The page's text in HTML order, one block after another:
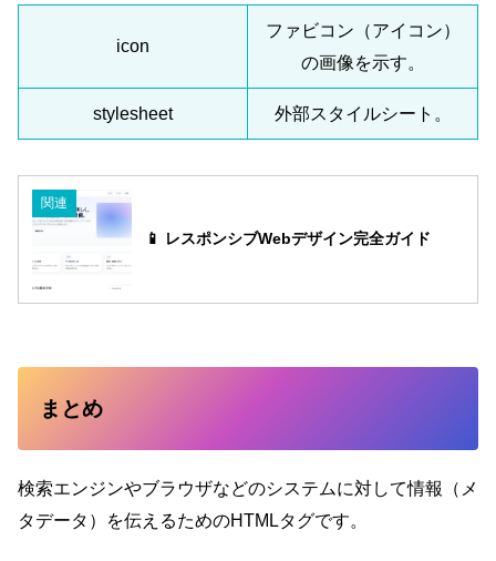
icon
ファビコン（アイコン）
の画像を示す。
stylesheet 外部スタイルシート。
関連
📱 レスポンシブWebデザイン完全ガイド
まとめ
検索エンジンやブラウザなどのシステムに対して情報（メ
タデータ）を伝えるためのHTMLタグです。